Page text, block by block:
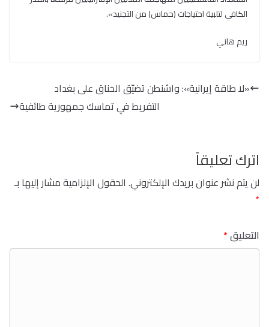
الكافي لتلبية احتياجات (حماس) من التجنيد».
ريم هاني
«لا طاقة إيرانية»: واشنطن تضيّق الخناق على بغداد
التفريط في تماسك جمهورية طائفية
اترك تعليقاً
لن يتم نشر عنوان بريدك الإلكتروني. الحقول الإلزامية مشار إليها بـ
*
التعليق*